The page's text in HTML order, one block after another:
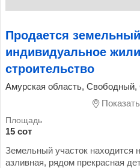
Продается
индивидуальное
строительство
Амурская область, Свободный,
15 сот
Земельный участок находится
азливная, рядом прекрасная